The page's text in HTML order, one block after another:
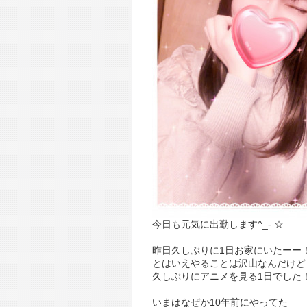
今日も元気に出勤します^_- ☆
昨日久しぶりに1日お家にいたーー
とはいえやることは沢山なんだけど
久しぶりにアニメを見る1日でした
いまはなぜか10年前にやってた